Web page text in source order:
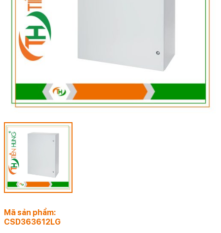
Mã sản phẩm:
CSD363612LG